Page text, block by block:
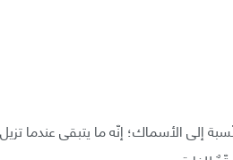
إلى الأسماك؛ إنّه ما يتبقى عندما